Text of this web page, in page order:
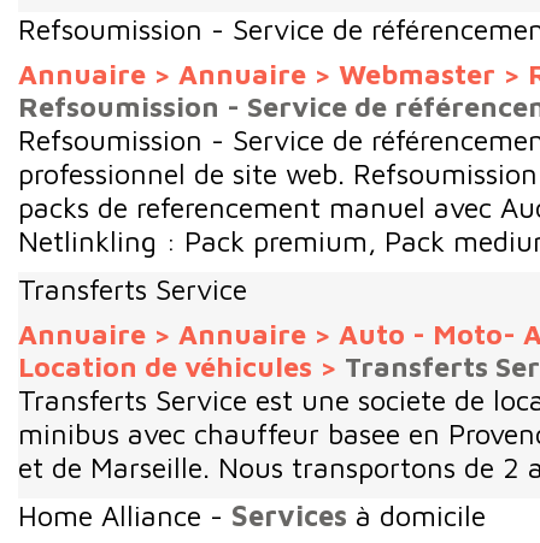
Refsoumission - Service de
Annuaire > Annuaire > Webmaster >
Refsoumission - Service de
Refsoumission - Service de
professionnel de site web.
packs de referencement manuel avec
Netlinkling : Pack premium, Pack
Transferts Service
Annuaire > Annuaire > Auto - Moto-
Location de véhicules > Transferts
Transferts Service est une societe de
minibus avec chauffeur basee en
et de Marseille. Nous transportons de 2
Home Alliance - Services à domicile